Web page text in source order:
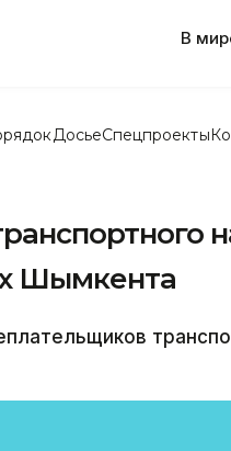
В
ДосьеСпецпроекты
Шымкента